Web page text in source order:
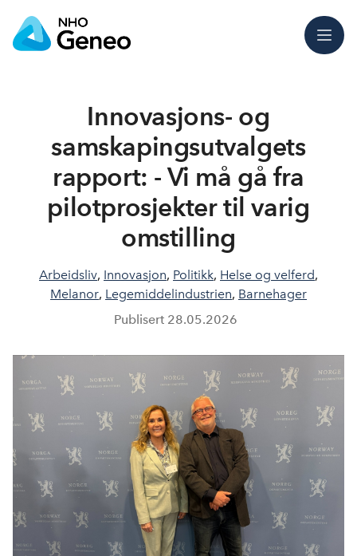
Meny
Innovasjons- og
samskapingsutvalgets
rapport: - Vi må gå fra
pilotprosjekter til varig
omstilling
Arbeidsliv, Innovasjon, Politikk, Helse og velferd,
Melanor, Legemiddelindustrien, Barnehager
Publisert 28.05.2026